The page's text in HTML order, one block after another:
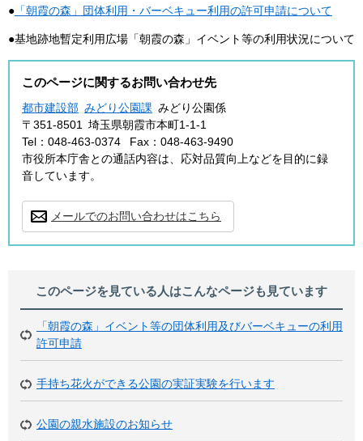
● 「朝霞の森」団体利用・バーベキュー利用の許可申請について
●基地跡地暫定利用広場「朝霞の森」イベント等の利用状況について
このページに関するお問い合わせ先
都市建設部 みどり公園課 みどり公園係
〒351-8501
埼玉県朝霞市本町1-1-1
Tel：048-463-0374
Fax：048-463-9490
市役所本庁舎との通話内容は、応対品質向上などを目的に録
音しています。
メールでのお問い合わせはこちら
このページを見ている人はこんなページも見ています
「朝霞の森」イベント等の団体利用及びバーベキューの利用
許可申請
手持ち花火ができる公園の実証実験を行います
公園の親水施設のお知らせ